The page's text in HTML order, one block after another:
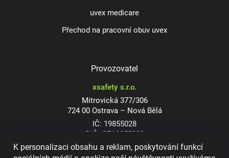
K personalizaci obsahu a reklam, poskytování funkcí
uvex medicare
Přechod na pracovní obuv uvex
Provozovatel
xsafety s.r.o.
Mitrovická 377/306
724 00 Ostrava – Nová Bělá
IČ: 19855028
DIČ: CZ19855028